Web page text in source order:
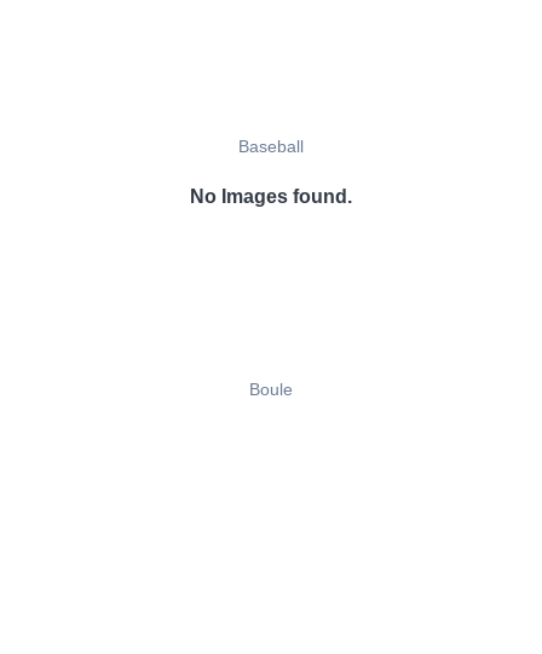
Baseball
No Images found.
Boule